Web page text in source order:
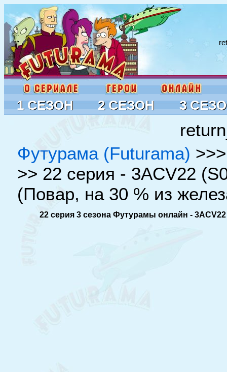
1 СЕЗОН 2 СЕЗОН 3
Футурама (Futurama)
>> 22 серия - 3ACV22
(Повар, на 30 % из
22 серия 3 сезона Футурамы онлайн -